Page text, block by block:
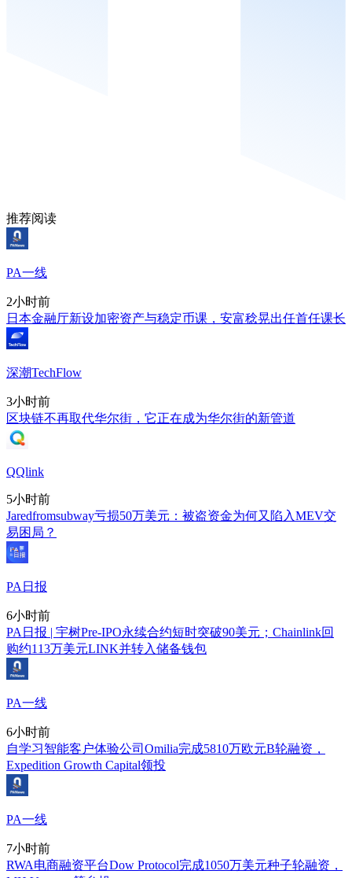
推荐阅读
PA一线
2小时前
日本金融厅新设加密资产与稳定币课，安富稔晃出任首任课长
深潮TechFlow
3小时前
区块链不再取代华尔街，它正在成为华尔街的新管道
QQlink
5小时前
Jaredfromsubway亏损50万美元：被盗资金为何又陷入MEV交
易困局？
PA日报
6小时前
PA日报 | 宇树Pre-IPO永续合约短时突破90美元；Chainlink回
购约113万美元LINK并转入储备钱包
PA一线
6小时前
自学习智能客户体验公司Omilia完成5810万欧元B轮融资，
Expedition Growth Capital领投
PA一线
7小时前
RWA电商融资平台Dow Protocol完成1050万美元种子轮融资，